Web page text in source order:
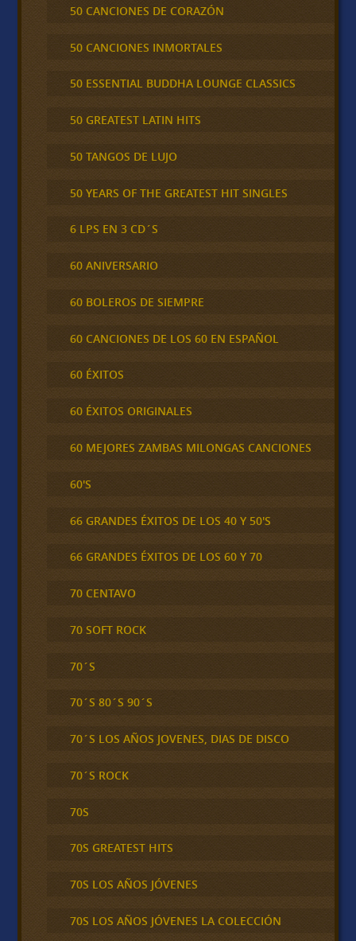
50 CANCIONES DE CORAZÓN
50 CANCIONES INMORTALES
50 ESSENTIAL BUDDHA LOUNGE CLASSICS
50 GREATEST LATIN HITS
50 TANGOS DE LUJO
50 YEARS OF THE GREATEST HIT SINGLES
6 LPS EN 3 CD´S
60 ANIVERSARIO
60 BOLEROS DE SIEMPRE
60 CANCIONES DE LOS 60 EN ESPAÑOL
60 ÉXITOS
60 ÉXITOS ORIGINALES
60 MEJORES ZAMBAS MILONGAS CANCIONES
60'S
66 GRANDES ÉXITOS DE LOS 40 Y 50'S
66 GRANDES ÉXITOS DE LOS 60 Y 70
70 CENTAVO
70 SOFT ROCK
70´S
70´S 80´S 90´S
70´S LOS AÑOS JOVENES, DIAS DE DISCO
70´S ROCK
70S
70S GREATEST HITS
70S LOS AÑOS JÓVENES
70S LOS AÑOS JÓVENES LA COLECCIÓN